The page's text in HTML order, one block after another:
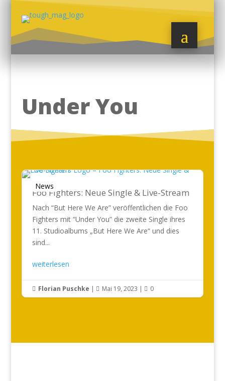
Under You
News
Foo Fighters: Neue Single & Live-Stream
Nach “But Here We Are” veröffentlichen die Foo
Fighters mit “Under You” die zweite Single ihres
11. Studioalbums „But Here We Are“ und dies
sind...
weiterlesen
 Florian Puschke |  Mai 19, 2023 |  0